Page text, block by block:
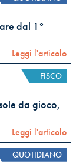
dal 1°
Leggi l'articolo
FISCO
da gioco,
Leggi l'articolo
QUOTIDIANO